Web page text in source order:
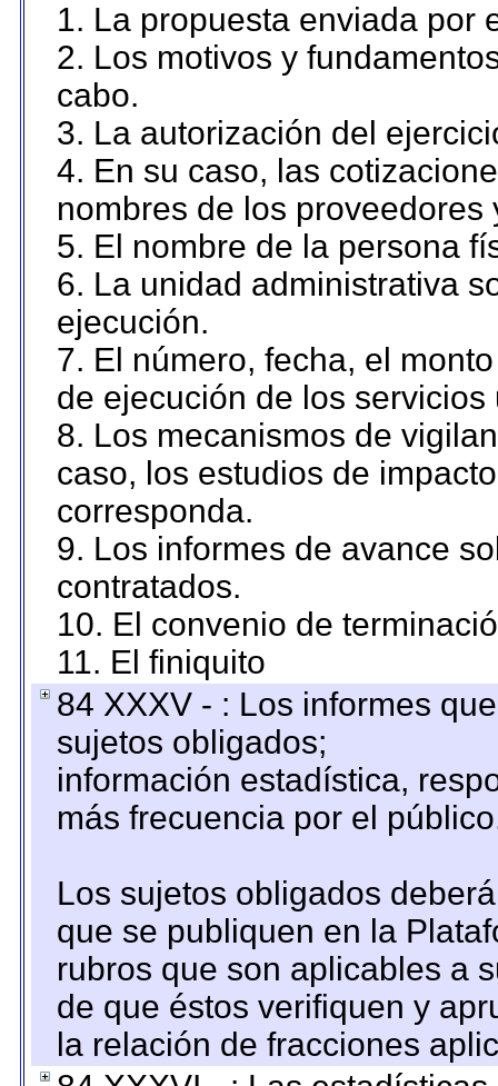
1. La propuesta enviada por
2. Los motivos y
cabo.
3. La autorización del
4. En su caso, las
nombres de los proveedores
5. El nombre de la persona
6. La unidad administrativa
ejecución.
7. El número, fecha, el
de ejecución de los servicios
8. Los mecanismos de
caso, los estudios de
corresponda.
9. Los informes de avance
contratados.
10. El convenio de
11. El finiquito
84 XXXV - : Los informes
sujetos obligados;
información estadística,
más frecuencia por el
Los sujetos obligados
que se publiquen en la
rubros que son aplicables a
de que éstos verifiquen y
la relación de fracciones